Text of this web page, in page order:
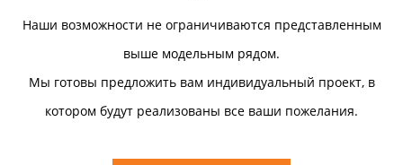
Наши возможности не ограничиваются представленным
выше модельным рядом.
Мы готовы предложить вам индивидуальный проект, в
котором будут реализованы все ваши пожелания.